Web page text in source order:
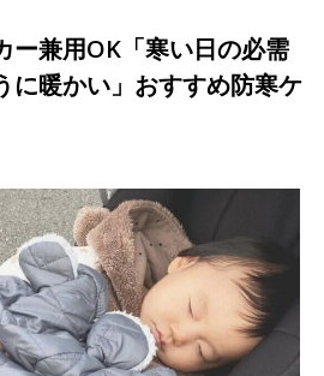
ー兼用OK「寒い日の必需
に暖かい」おすすめ防寒ケ